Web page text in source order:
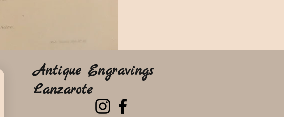
Antique Engravings
Lanzarote